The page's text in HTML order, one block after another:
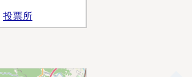
投票所